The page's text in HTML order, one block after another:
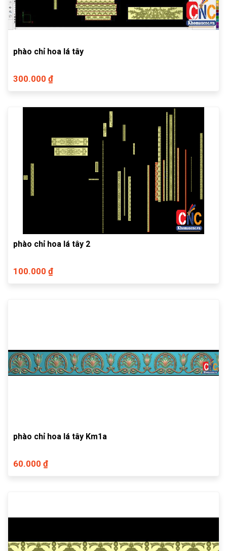
phào chỉ hoa lá tây
300.000 ₫
phào chỉ hoa lá tây 2
100.000 ₫
phào chỉ hoa lá tây Km1a
60.000 ₫